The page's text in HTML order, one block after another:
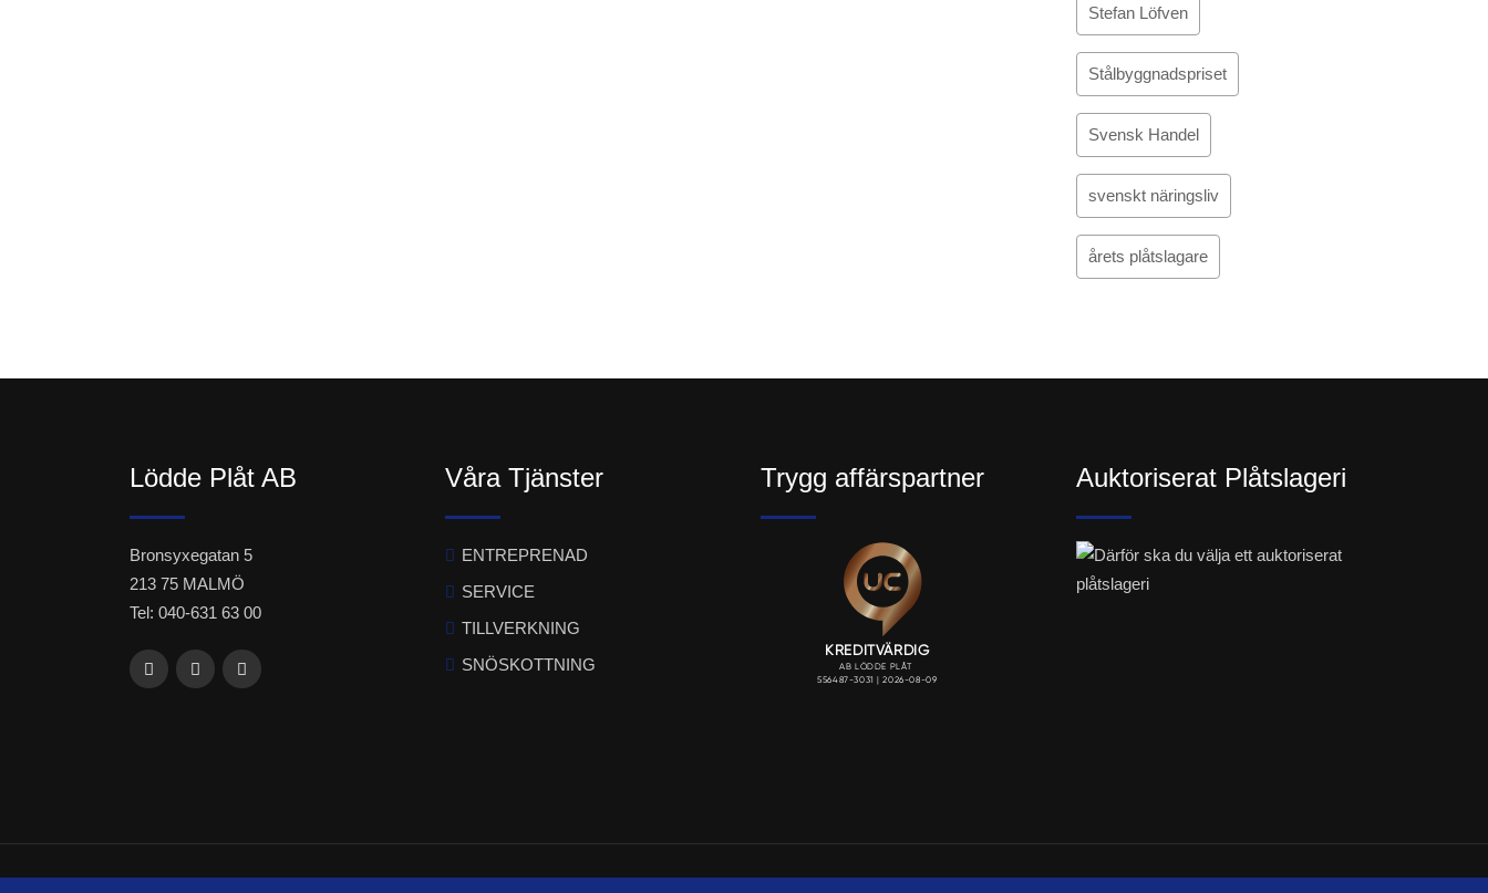
Stefan Löfven
Stålbyggnadspriset
Svensk Handel
svenskt näringsliv
årets plåtslagare
Lödde Plåt AB
Bronsyxegatan 5
213 75 MALMÖ
Tel: 040-631 63 00
Våra Tjänster
ENTREPRENAD
SERVICE
TILLVERKNING
SNÖSKOTTNING
Trygg affärspartner Auktoriserat Plåtslageri